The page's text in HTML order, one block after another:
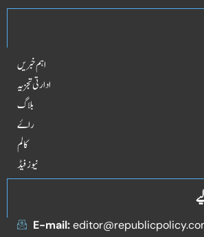
اہم خبریں
ادارتی تجزیہ
بلاگ
راۓ
کالم
نیوز فیڈ
E-mail: